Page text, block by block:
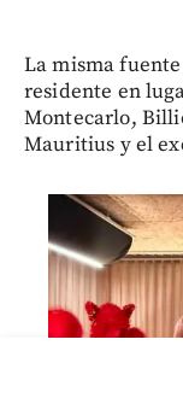
La misma
residente en
Montecarlo,
Mauritius y el